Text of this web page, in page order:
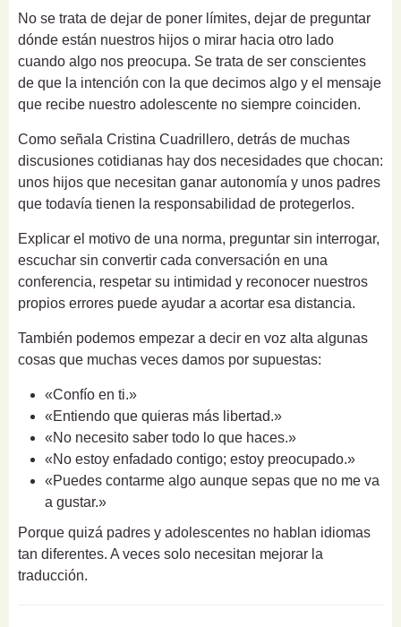
No se trata de dejar de poner límites, dejar de preguntar
dónde están nuestros hijos o mirar hacia otro lado
cuando algo nos preocupa. Se trata de ser conscientes
de que la intención con la que decimos algo y el mensaje
que recibe nuestro adolescente no siempre coinciden.
Como señala Cristina Cuadrillero, detrás de muchas
discusiones cotidianas hay dos necesidades que chocan:
unos hijos que necesitan ganar autonomía y unos padres
que todavía tienen la responsabilidad de protegerlos.
Explicar el motivo de una norma, preguntar sin interrogar,
escuchar sin convertir cada conversación en una
conferencia, respetar su intimidad y reconocer nuestros
propios errores puede ayudar a acortar esa distancia.
También podemos empezar a decir en voz alta algunas
cosas que muchas veces damos por supuestas:
«Confío en ti.»
«Entiendo que quieras más libertad.»
«No necesito saber todo lo que haces.»
«No estoy enfadado contigo; estoy preocupado.»
«Puedes contarme algo aunque sepas que no me va
a gustar.»
Porque quizá padres y adolescentes no hablan idiomas
tan diferentes. A veces solo necesitan mejorar la
traducción.